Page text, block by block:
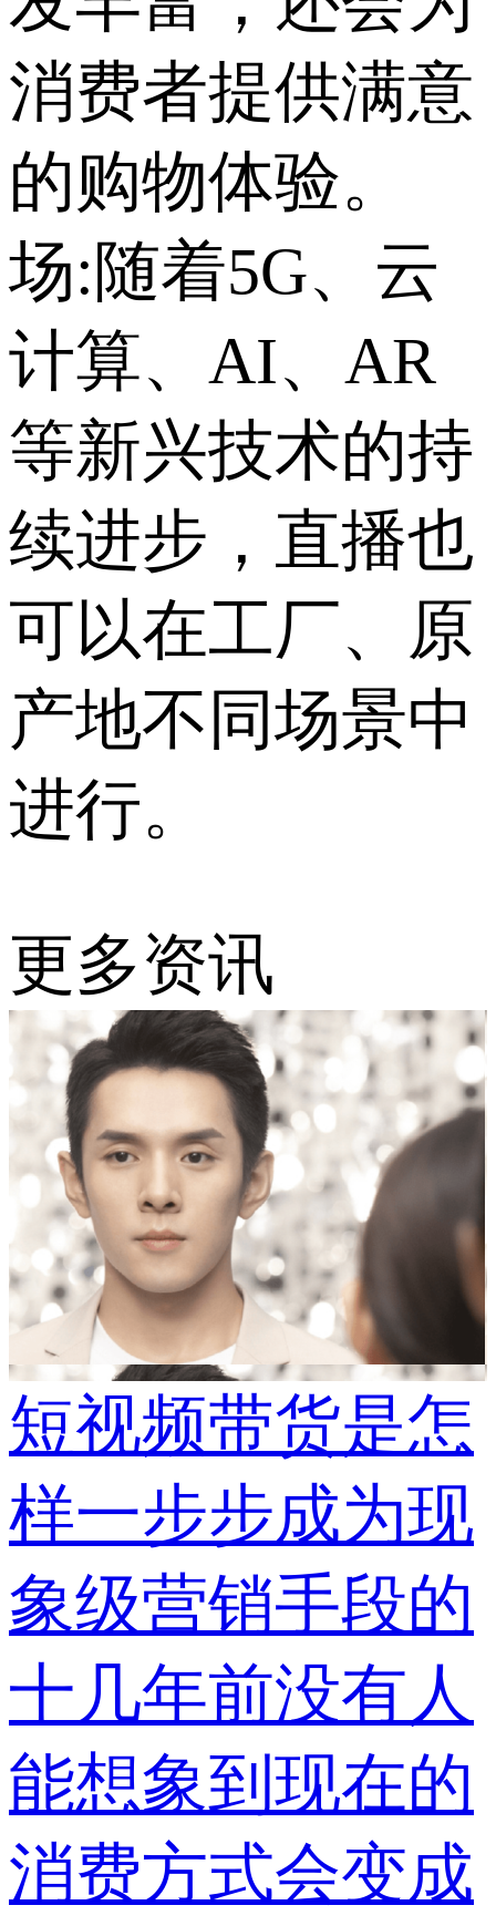
消费者提供满意
的购物体验。
场:随着5G、云
计算、AI、AR
等新兴技术的持
续进步，直播也
可以在工厂、原
产地不同场景中
进行。
更多资讯
短视频带货是怎
样一步步成为现
象级营销手段的
十几年前没有人
能想象到现在的
消费方式会变成